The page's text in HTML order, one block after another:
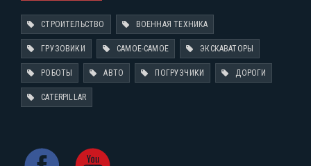
СТРОИТЕЛЬСТВО ВОЕННАЯ ТЕХНИКА
ГРУЗОВИКИ САМОЕ-САМОЕ ЭКСКАВАТОРЫ
РОБОТЫ АВТО ПОГРУЗЧИКИ ДОРОГИ
CATERPILLAR